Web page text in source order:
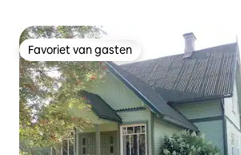
Favoriet van gasten
Favoriet van gasten